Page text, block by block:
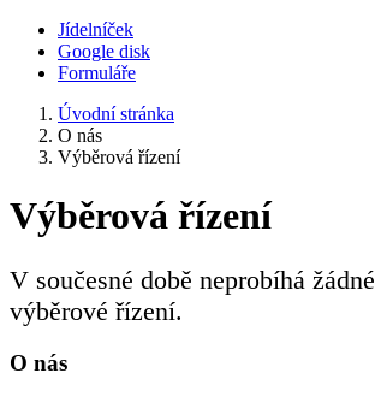
Jídelníček
Google disk
Formuláře
Úvodní stránka
O nás
Výběrová řízení
Výběrová řízení
V součesné době neprobíhá žádné
výběrové řízení.
O nás